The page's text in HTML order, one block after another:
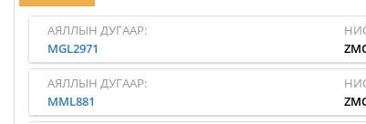
АЯЛЛЫН ДУГААР:
MGL2971
АЯЛЛЫН ДУГААР:
MML881